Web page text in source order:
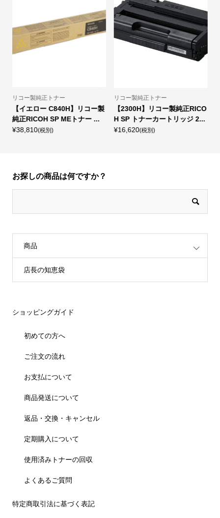
製純正トナー
】リコー製純正RICO
トナーカートリッジ 2...
(税別)
富士フイルム製純正トナー
【CT202458】富士フイルム
製純正トナーカートリッジ...
(税別)
【タイプ
トナーカ
お探しの商品は何ですか？
商品
店長の知恵袋
ショッピングガイド
初めての方へ
ご注文の流れ
お支払について
商品発送について
返品・交換・キャンセル
定期購入について
使用済みトナーの回収
よくあるご質問
特定商取引法に基づく表記